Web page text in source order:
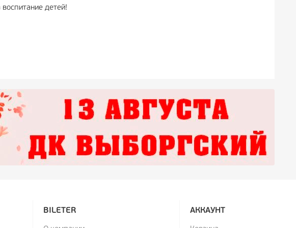
детей!
смысла! Роза Хайруллина великолепна! Много юмора.
BILETER АККАУНТ